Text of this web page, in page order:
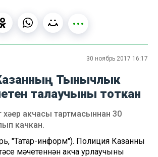
30 ноябрь 2017 16:17
Тынычлык
талаучыны тоткан
хәер акчасы тартмасыннан 30
качкан.
"Татар-информ"). Полиция Казанның
мәчетеннән акча урлаучыны